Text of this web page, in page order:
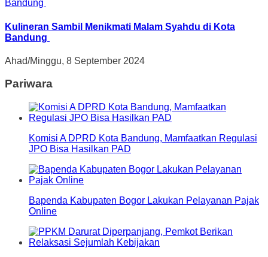
Kulineran Sambil Menikmati Malam Syahdu di Kota
Bandung
Ahad/Minggu, 8 September 2024
Pariwara
Komisi A DPRD Kota Bandung, Mamfaatkan Regulasi
JPO Bisa Hasilkan PAD
Bapenda Kabupaten Bogor Lakukan Pelayanan Pajak
Online